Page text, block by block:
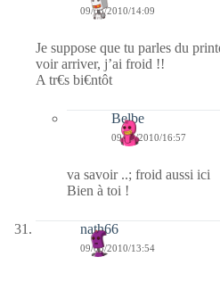
09/03/2010/14:09
Je suppose que tu parles du
voir arriver, j’ai froid !!
A tr€s bi€ntôt
Belbe
09/03/2010/16:57
va savoir ..; froid aussi ici
Bien à toi !
nath66
09/03/2010/13:54